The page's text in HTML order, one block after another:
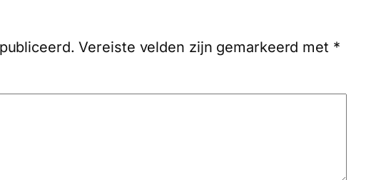
Vereiste velden zijn gemarkeerd met *